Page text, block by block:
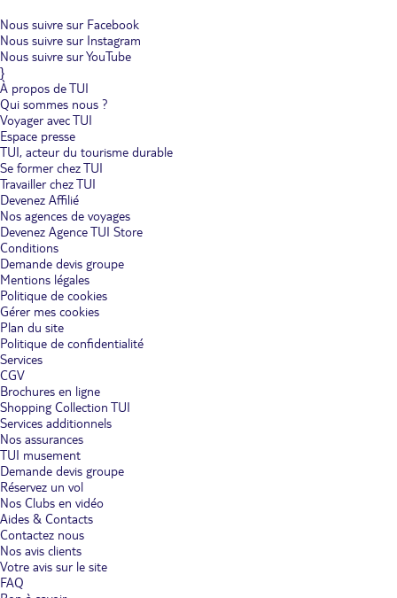
Nous suivre sur Facebook
Nous suivre sur Instagram
Nous suivre sur YouTube
}
À propos de TUI
Qui sommes nous ?
Voyager avec TUI
Espace presse
TUI, acteur du tourisme durable
Se former chez TUI
Travailler chez TUI
Devenez Affilié
Nos agences de voyages
Devenez Agence TUI Store
Conditions
Demande devis groupe
Mentions légales
Politique de cookies
Gérer mes cookies
Plan du site
Politique de confidentialité
Services
CGV
Brochures en ligne
Shopping Collection TUI
Services additionnels
Nos assurances
TUI musement
Demande devis groupe
Réservez un vol
Nos Clubs en vidéo
Aides & Contacts
Contactez nous
Nos avis clients
Votre avis sur le site
FAQ